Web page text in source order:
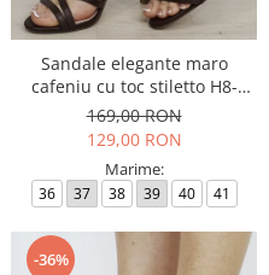
Sandale elegante maro
cafeniu cu toc stiletto H8-
1108T M12
169,00 RON
129,00 RON
Marime:
36 37 38 39 40 41
-36%